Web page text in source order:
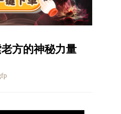
方的神秘力量